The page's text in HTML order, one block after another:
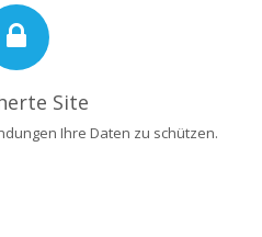
Site
Ihre Daten zu schützen.